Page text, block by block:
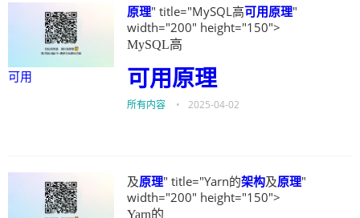
可用
原理" title="MySQL高可用原理"
width="200" height="150">
MySQL高
可用原理
所有内容 • 2025-04-02
及原理" title="Yarn的架构及原理"
width="200" height="150">
Yarn的